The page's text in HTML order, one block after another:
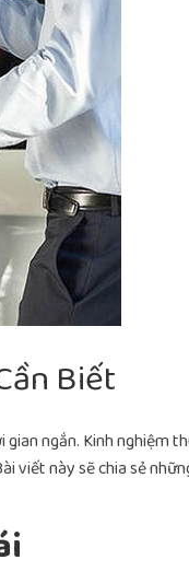
Biết
ngắn. Kinh nghiệm
viết này sẽ chia sẻ